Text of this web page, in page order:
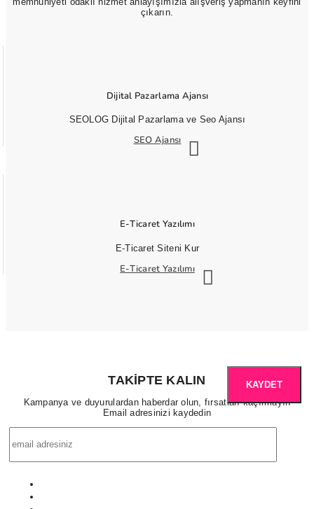
çıkarın.
Dijital Pazarlama Ajansı
SEOLOG Dijital Pazarlama ve Seo Ajansı
SEO Ajansı
E-Ticaret Yazılımı
E-Ticaret Siteni Kur
E-Ticaret Yazılımı
TAKIPTE KALIN
Kampanya ve duyurulardan haberdar olun, fırsatları kaçırmayın
Email adresinizi kaydedin
KAYDET